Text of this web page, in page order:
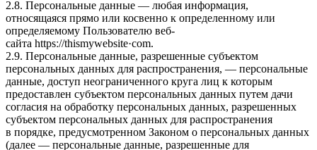
2.8. Персональные данные — любая информация,
относящаяся прямо или косвенно к определенному или
определяемому Пользователю веб-
сайта httpsː//thismywebsite·com.
2.9. Персональные данные, разрешенные субъектом
персональных данных для распространения, — персональные
данные, доступ неограниченного круга лиц к которым
предоставлен субъектом персональных данных путем дачи
согласия на обработку персональных данных, разрешенных
субъектом персональных данных для распространения
в порядке, предусмотренном Законом о персональных данных
(далее — персональные данные, разрешенные для